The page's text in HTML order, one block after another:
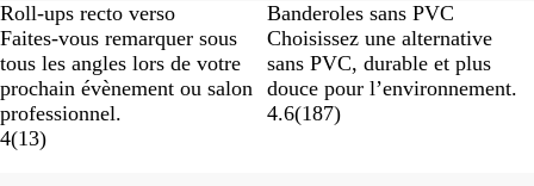
Roll-ups recto verso
Faites-vous remarquer sous
tous les angles lors de votre
prochain évènement ou salon
professionnel.
4(13)
Banderoles sans PVC
Choisissez une alternative
sans PVC, durable et plus
douce pour l’environnement.
4.6(187)